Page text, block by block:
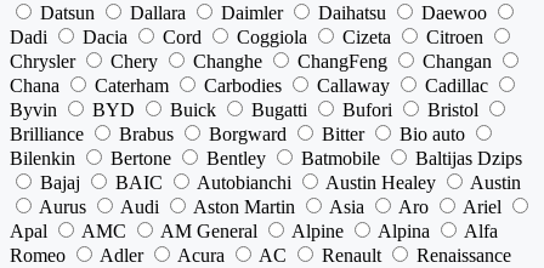
Datsun
Dallara Daimler Daihatsu
Daewoo
Dadi
Dacia Cord Coggiola Cizeta
Citroen
Chrysler
Chery Changhe ChangFeng
Changan
Chana
Caterham Carbodies Callaway
Cadillac
Byvin
BYD Buick Bugatti Bufori
Bristol
Brilliance
Brabus Borgward Bitter
Bio auto
Bilenkin
Bertone Bentley Batmobile
Baltijas Dzips
Bajaj
BAIC Autobianchi Austin Healey
Austin
Aurus
Audi Aston Martin Asia Aro
Ariel
Apal
AMC AM General Alpine Alpina
Alfa
Romeo
Adler Acura AC Renault
Renaissance